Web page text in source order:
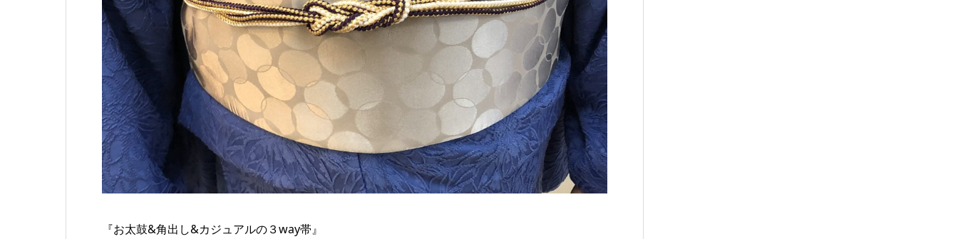
『お太鼓&角出し&カジュアルの３way帯』